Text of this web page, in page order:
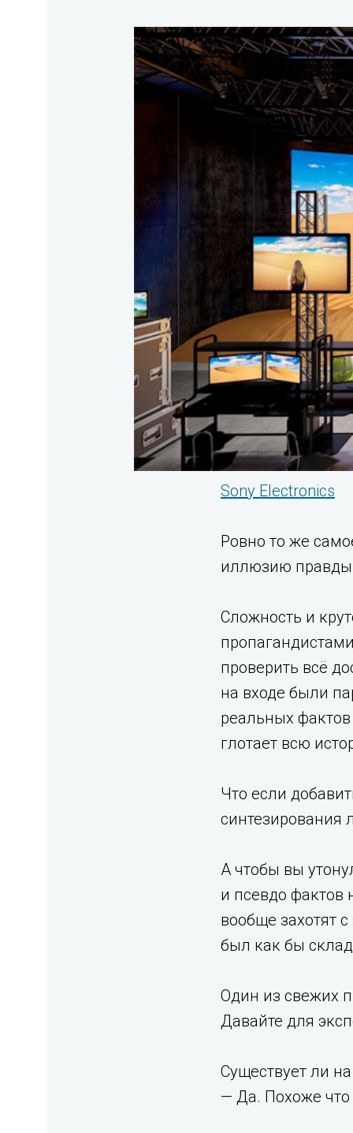
Sony Electronics
Ровно то же
иллюзию
Сложность и
проверить всё
на входе были
реальных
глотает всю
Что если
синтезирования
А чтобы вы
и псевдо фактов
вообще захотят
был как бы
Один из свежих
Давайте для
Существует ли
— Да. Похоже что